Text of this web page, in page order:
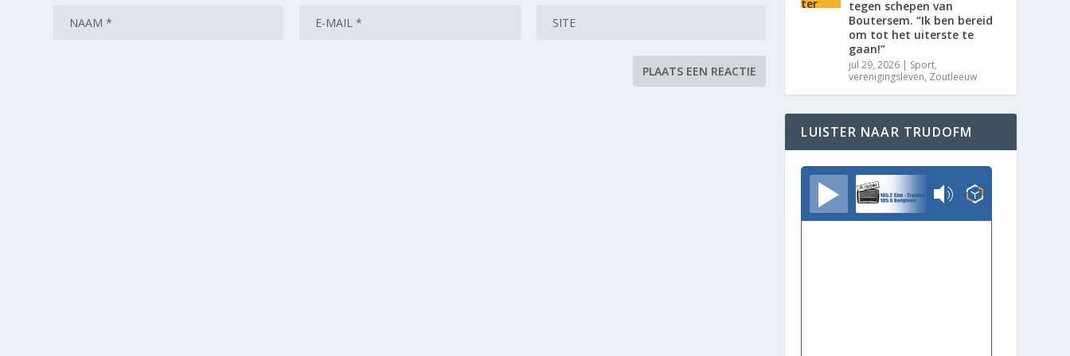
tegen schepen van
Boutersem. “Ik ben bereid
om tot het uiterste te
gaan!”
jul 29, 2026 | Sport,
verenigingsleven, Zoutleeuw
LUISTER NAAR TRUDOFM
TrudoFM